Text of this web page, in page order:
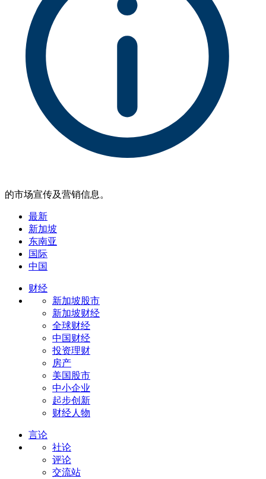
的市场宣传及营销信息。
最新
新加坡
东南亚
国际
中国
财经
新加坡股市
新加坡财经
全球财经
中国财经
投资理财
房产
美国股市
中小企业
起步创新
财经人物
言论
社论
评论
交流站